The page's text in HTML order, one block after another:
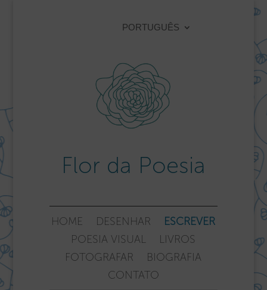
PORTUGUÊS
Flor da Poesia
HOME DESENHAR
ESCREVER
POESIA VISUAL
LIVROS
FOTOGRAFAR
BIOGRAFIA
CONTATO